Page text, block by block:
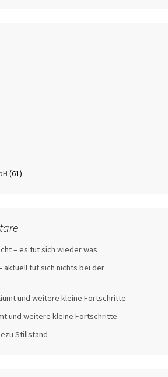
(61)
– es tut sich wieder was
aktuell tut sich nichts bei der
und weitere kleine Fortschritte
und weitere kleine Fortschritte
Stillstand